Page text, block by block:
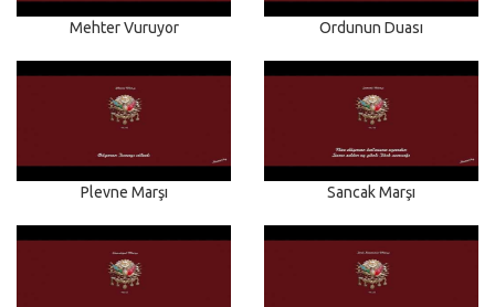
Mehter Vuruyor Ordunun Duası
Plevne Marşı Sancak Marşı